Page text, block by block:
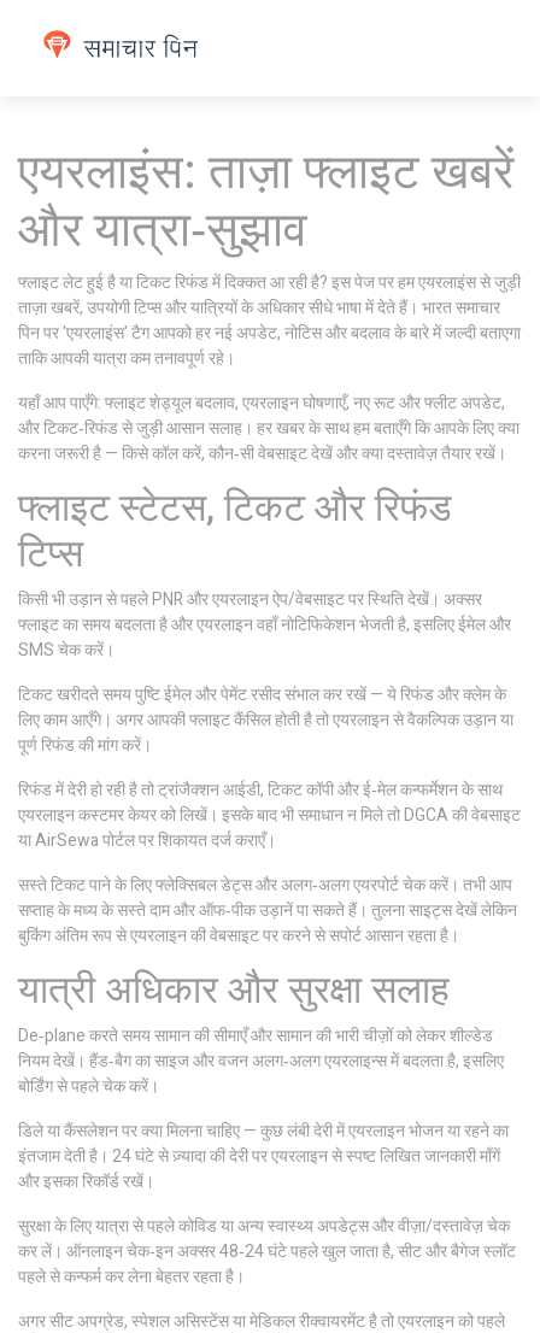
एयरलाइंस: ताज़ा फ्लाइट खबरें
और यात्रा‑सुझाव
फ्लाइट लेट हुई है या टिकट रिफंड में दिक्कत आ रही है? इस पेज पर हम एयरलाइंस से जुड़ी
ताज़ा खबरें, उपयोगी टिप्स और यात्रियों के अधिकार सीधे भाषा में देते हैं। भारत समाचार
पिन पर 'एयरलाइंस' टैग आपको हर नई अपडेट, नोटिस और बदलाव के बारे में जल्दी बताएगा
ताकि आपकी यात्रा कम तनावपूर्ण रहे।
यहाँ आप पाएँगे: फ्लाइट शेड्यूल बदलाव, एयरलाइन घोषणाएँ, नए रूट और फ्लीट अपडेट,
और टिकट‑रिफंड से जुड़ी आसान सलाह। हर खबर के साथ हम बताएँगे कि आपके लिए क्या
करना जरूरी है — किसे कॉल करें, कौन‑सी वेबसाइट देखें और क्या दस्तावेज़ तैयार रखें।
फ्लाइट स्टेटस, टिकट और रिफंड
टिप्स
किसी भी उड़ान से पहले PNR और एयरलाइन ऐप/वेबसाइट पर स्थिति देखें। अक्सर
फ्लाइट का समय बदलता है और एयरलाइन वहाँ नोटिफिकेशन भेजती है, इसलिए ईमेल और
SMS चेक करें।
टिकट खरीदते समय पुष्टि ईमेल और पेमेंट रसीद संभाल कर रखें — ये रिफंड और क्लेम के
लिए काम आएँगे। अगर आपकी फ्लाइट कैंसिल होती है तो एयरलाइन से वैकल्पिक उड़ान या
पूर्ण रिफंड की मांग करें।
रिफंड में देरी हो रही है तो ट्रांजैक्शन आईडी, टिकट कॉपी और ई‑मेल कन्फर्मेशन के साथ
एयरलाइन कस्टमर केयर को लिखें। इसके बाद भी समाधान न मिले तो DGCA की वेबसाइट
या AirSewa पोर्टल पर शिकायत दर्ज कराएँ।
सस्ते टिकट पाने के लिए फ्लेक्सिबल डेट्स और अलग‑अलग एयरपोर्ट चेक करें। तभी आप
सप्ताह के मध्य के सस्ते दाम और ऑफ‑पीक उड़ानें पा सकते हैं। तुलना साइट्स देखें लेकिन
बुकिंग अंतिम रूप से एयरलाइन की वेबसाइट पर करने से सपोर्ट आसान रहता है।
यात्री अधिकार और सुरक्षा सलाह
De‑plane करते समय सामान की सीमाएँ और सामान की भारी चीज़ों को लेकर शील्डेड
नियम देखें। हैंड‑बैग का साइज और वजन अलग‑अलग एयरलाइन्स में बदलता है, इसलिए
बोर्डिंग से पहले चेक करें।
डिले या कैंसलेशन पर क्या मिलना चाहिए — कुछ लंबी देरी में एयरलाइन भोजन या रहने का
इंतजाम देती है। 24 घंटे से ज़्यादा की देरी पर एयरलाइन से स्पष्ट लिखित जानकारी माँगें
और इसका रिकॉर्ड रखें।
सुरक्षा के लिए यात्रा से पहले कोविड या अन्य स्वास्थ्य अपडेट्स और वीज़ा/दस्तावेज़ चेक
कर लें। ऑनलाइन चेक‑इन अक्सर 48‑24 घंटे पहले खुल जाता है, सीट और बैगेज स्लॉट
पहले से कन्फर्म कर लेना बेहतर रहता है।
अगर सीट अपग्रेड, स्पेशल असिस्टेंस या मेडिकल रीक्वायरमेंट है तो एयरलाइन को पहले